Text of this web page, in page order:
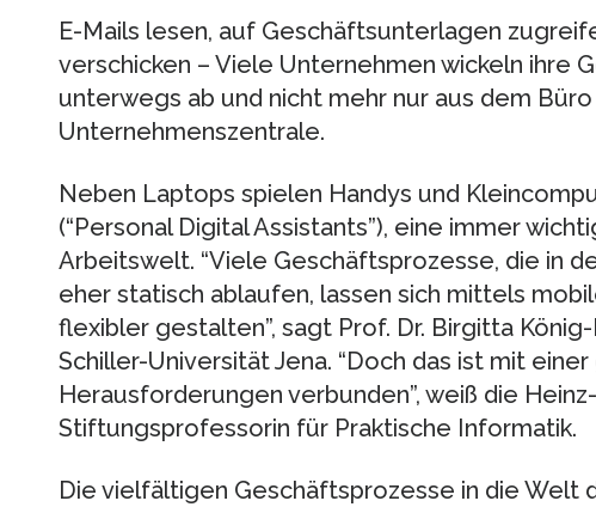
E-Mails lesen, auf Geschäftsunterlagen
verschicken – Viele Unternehmen wickeln ihre
unterwegs ab und nicht mehr nur aus dem
Unternehmenszentrale.
Neben Laptops spielen Handys und
(“Personal Digital Assistants”), eine immer
Arbeitswelt. “Viele Geschäftsprozesse, die in
eher statisch ablaufen, lassen sich mittels
flexibler gestalten”, sagt Prof. Dr. Birgitta
Schiller-Universität Jena. “Doch das ist mit
Herausforderungen verbunden”, weiß die
Stiftungsprofessorin für Praktische Informatik.
Die vielfältigen Geschäftsprozesse in die Welt